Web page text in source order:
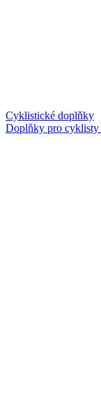
Cyklistické doplňky
Doplňky pro cyklisty